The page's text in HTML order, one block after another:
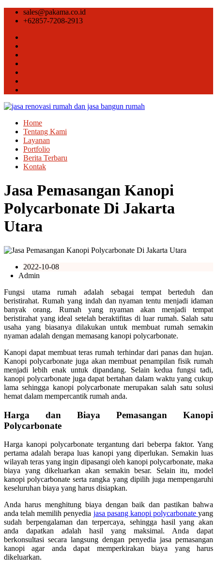
sales@pakama.co.id
+62857-7208-2913
Home
Tentang Kami
Layanan
Portfolio
Berita Terbaru
Kontak
Jasa Pemasangan Kanopi
Polycarbonate Di Jakarta
Utara
2022-10-08
Admin
Fungsi utama rumah adalah sebagai tempat berteduh dan
beristirahat. Rumah yang indah dan nyaman tentu menjadi idaman
banyak orang. Rumah yang nyaman akan menjadi tempat
beristirahat yang ideal setelah beraktifitas di luar rumah. Salah satu
usaha yang biasanya dilakukan untuk membuat rumah semakin
nyaman adalah dengan memasang kanopi polycarbonate.
Kanopi dapat membuat teras rumah terhindar dari panas dan hujan.
Kanopi polycarbonate juga akan membuat penampilan fisik rumah
menjadi lebih enak untuk dipandang. Selain kedua fungsi tadi,
kanopi polycarbonate juga dapat bertahan dalam waktu yang cukup
lama sehingga kanopi polycarbonate merupakan salah satu solusi
hemat dalam mempercantik rumah anda.
Harga dan Biaya Pemasangan Kanopi
Polycarbonate
Harga kanopi polycarbonate tergantung dari beberpa faktor. Yang
pertama adalah berapa luas kanopi yang diperlukan. Semakin luas
wilayah teras yang ingin dipasangi oleh kanopi polycarbonate, maka
biaya yang dikeluarkan akan semakin besar. Selain itu, model
kanopi polycarbonate serta rangka yang dipilih juga mempengaruhi
keseluruhan biaya yang harus disiapkan.
Anda harus menghitung biaya dengan baik dan pastikan bahwa
anda telah memilih penyedia jasa pasang kanopi polycarbonate yang
sudah berpengalaman dan terpercaya, sehingga hasil yang akan
anda dapatkan adalah hasil yang maksimal. Anda dapat
berkonsultasi secara langsung dengan penyedia jasa pemasangan
kanopi agar anda dapat memperkirakan biaya yang harus
dikeluarkan.